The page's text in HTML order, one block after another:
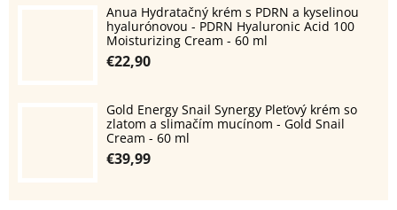
Anua Hydratačný krém s PDRN a kyselinou
hyalurónovou - PDRN Hyaluronic Acid 100
Moisturizing Cream - 60 ml
€22,90
Gold Energy Snail Synergy Pleťový krém so
zlatom a slimačím mucínom - Gold Snail
Cream - 60 ml
€39,99